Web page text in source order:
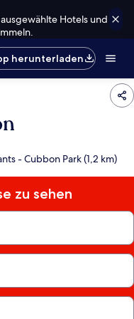
Hotels und
herunterladen
- Cubbon Park (1,2 km)
zu sehen